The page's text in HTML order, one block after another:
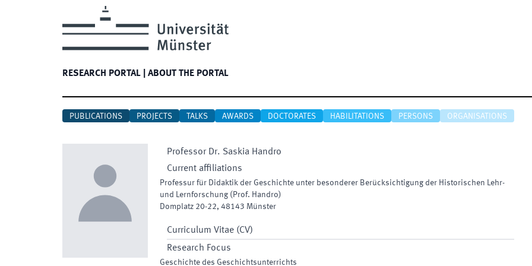
RESEARCH PORTAL ABOUT THE PORTAL
PUBLICATIONS PROJECTS TALKS AWARDS DOCTORATES HABILITATIONS PERSONS ORGANISATIONS
Professor Dr. Saskia Handro
Current affiliations
Professur für Didaktik der Geschichte unter besonderer Berücksichtigung der Historischen Lehr-
und Lernforschung (Prof. Handro)
Domplatz 20-22, 48143 Münster
Curriculum Vitae (CV)
Research Focus
Geschichte des Geschichtsunterrichts